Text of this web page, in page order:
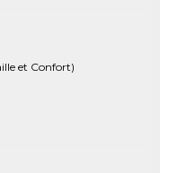
et Confort)